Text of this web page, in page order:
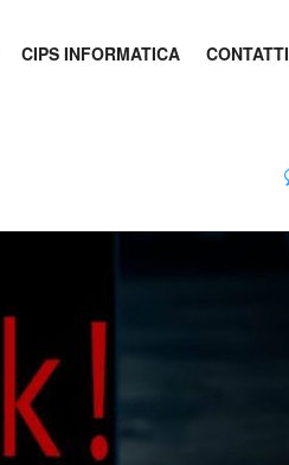
CIPS INFORMATICA CONTATTI